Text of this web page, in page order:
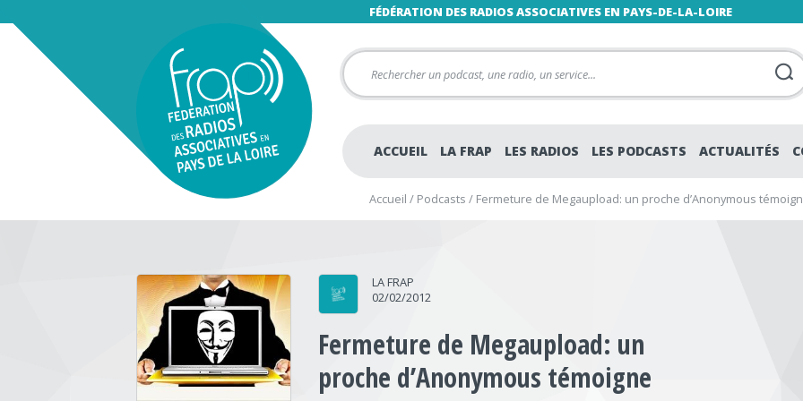
FÉDÉRATION DES RADIOS ASSOCIATIVES EN PAYS-DE-LA-LOIRE
ACCUEIL LA FRAP LES RADIOS LES PODCASTS ACTUALITÉS
Accueil / Podcasts / Fermeture de Megaupload: un proche d’Anonymous
LA FRAP
02/02/2012
Fermeture de Megaupload: un
proche d’Anonymous témoigne